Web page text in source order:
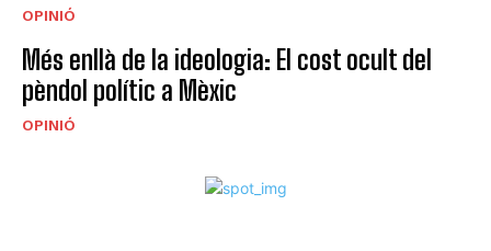
OPINIÓ
Més enllà de la ideologia: El cost ocult del
pèndol polític a Mèxic
OPINIÓ